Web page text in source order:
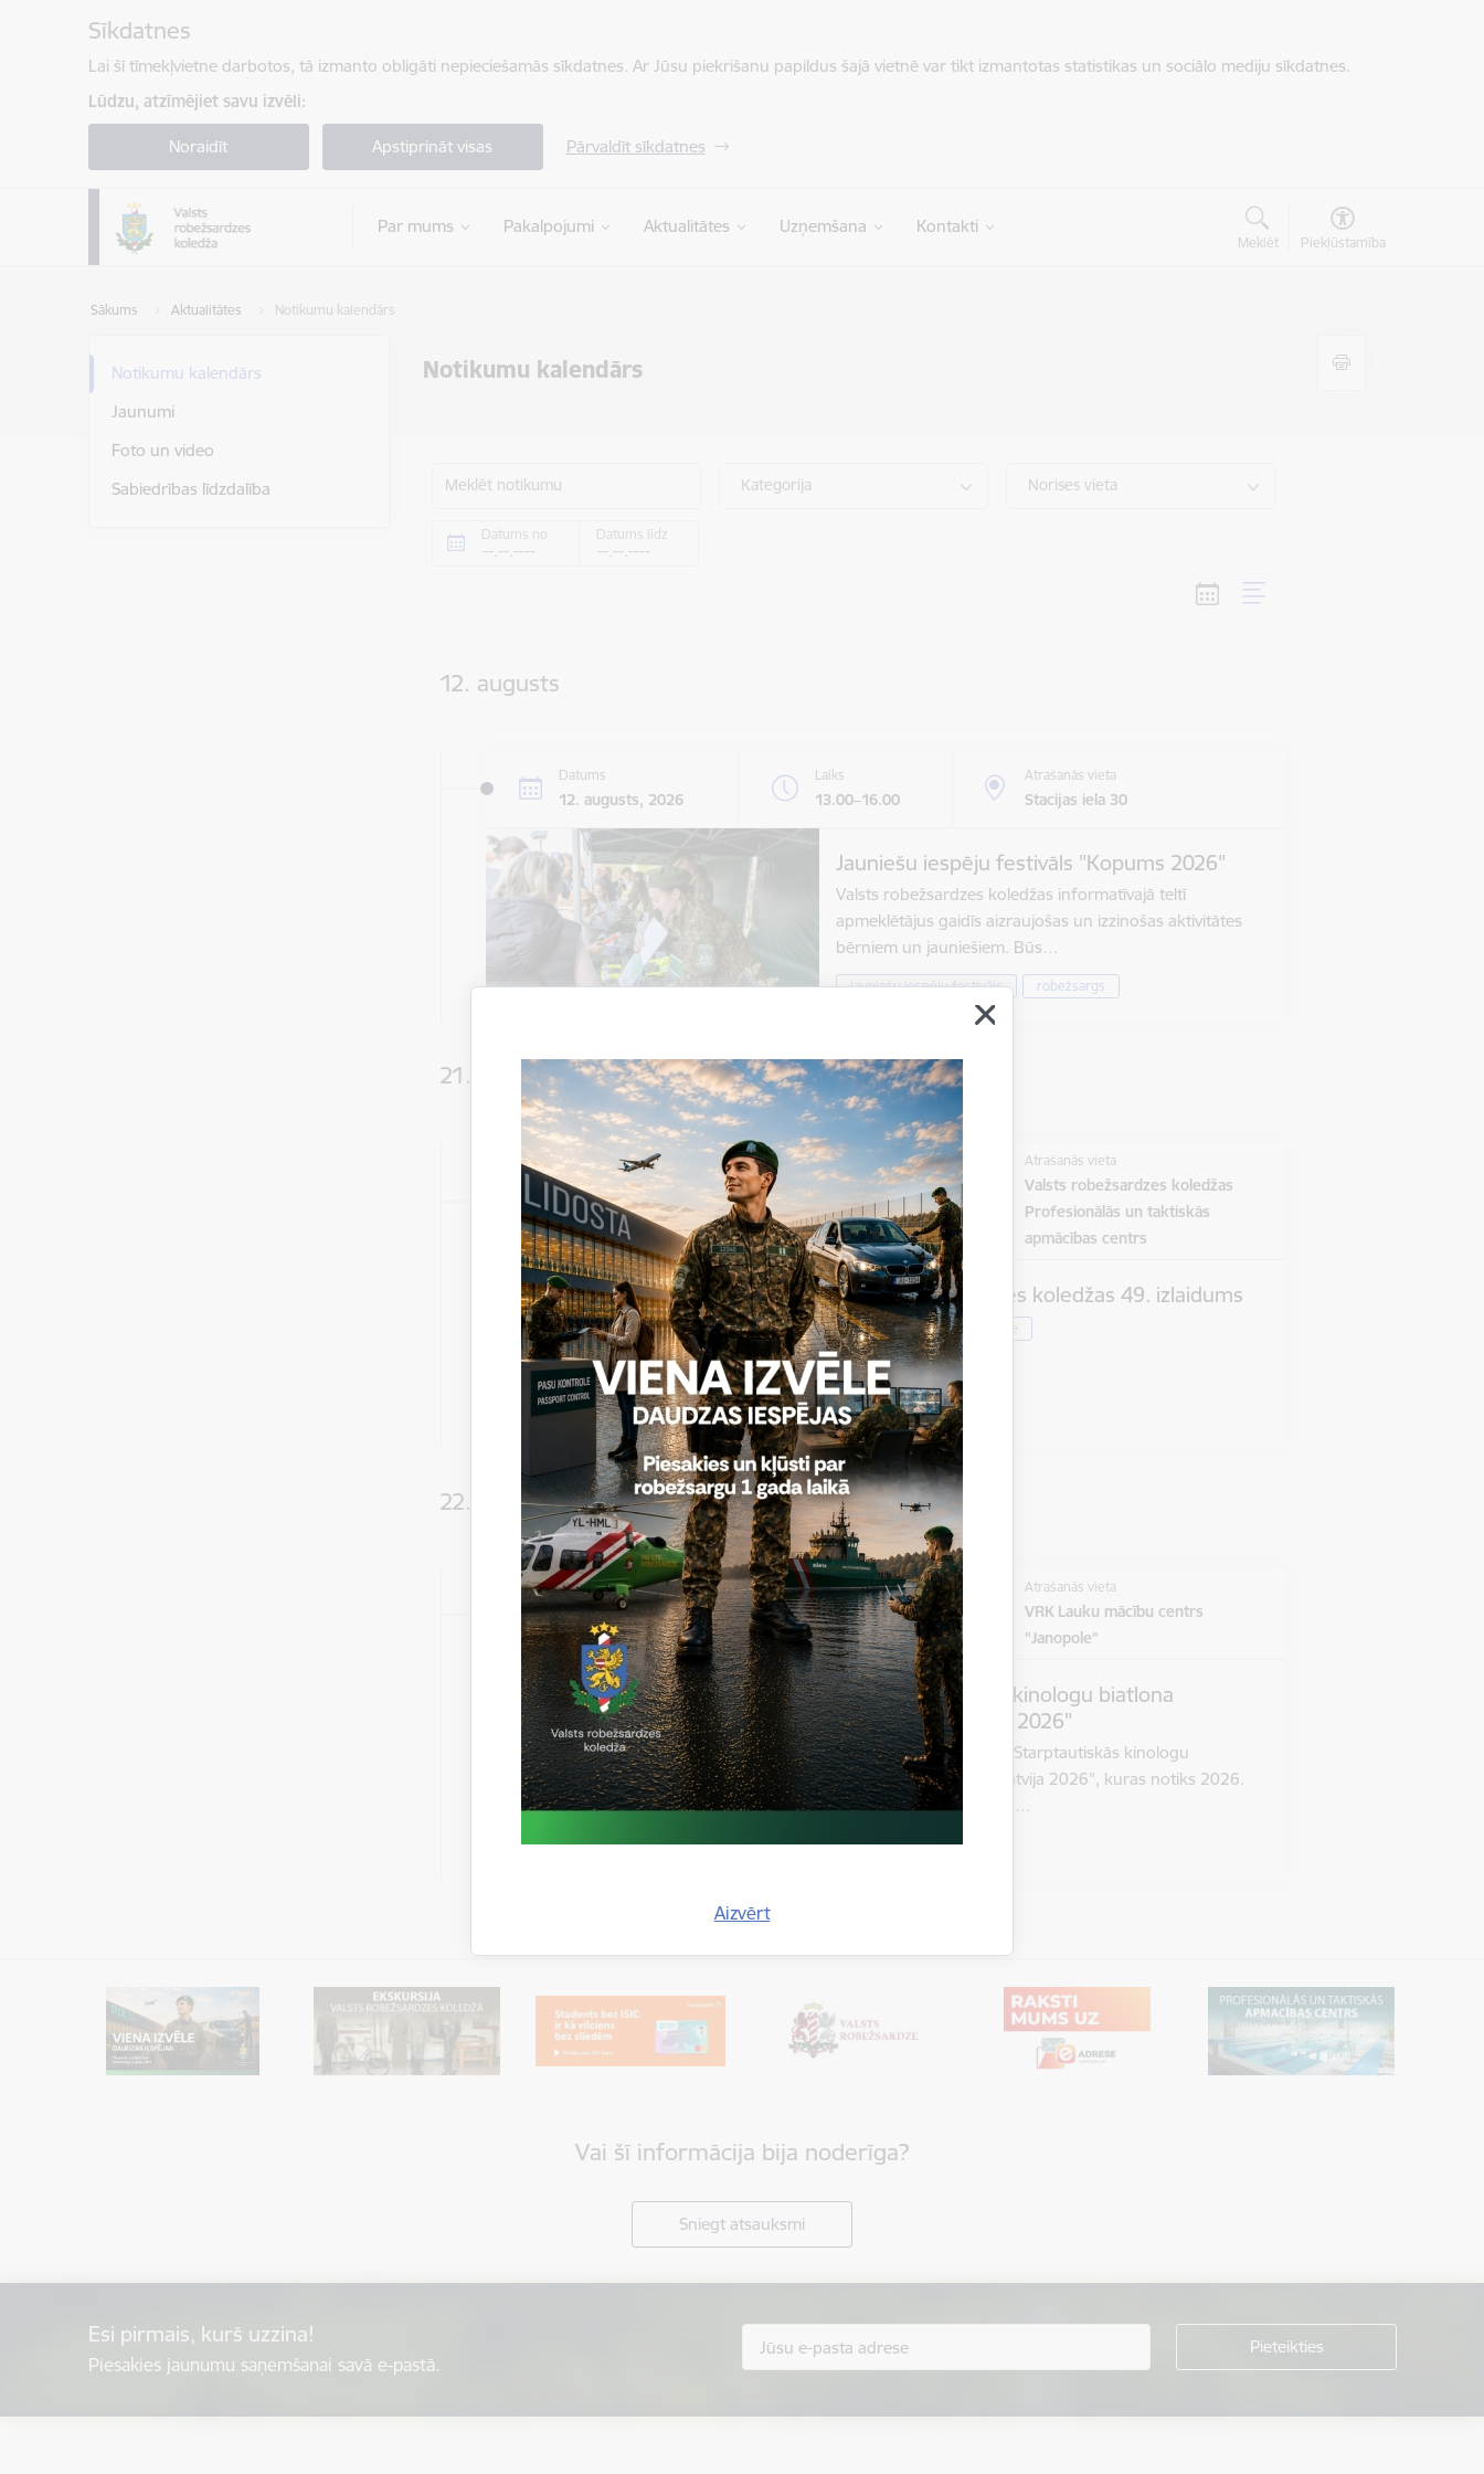
Sīkdatnes
Lai šī tīmekļvietne darbotos, tā izmanto obligāti nepieciešamās sīkdatnes. Ar Jūsu piekrišanu papildus šajā vietnē var tikt izmantotas statistikas un sociālo mediju sīkdatnes.
Lūdzu, atzīmējiet savu izvēli:
Noraidīt Apstiprināt visas Pārvaldīt sīkdatnes
Par mums Pakalpojumi Aktualitātes Uzņemšana Kontakti
Meklēt Piekļūstamība
Sākums Aktualitātes Notikumu kalendārs
Notikumu kalendārs
Aizvērt
Notikumu kalendārs
Jaunumi
Foto un video
Sabiedrības līdzdalība
Meklēt notikumu Kategorija Norises vieta
Datums no Datums līdz
12. augusts
Datums
12. augusts, 2026
Laiks
13.00–16.00
Atrašanās vieta
Stacijas iela 30
Jauniešu iespēju festivāls "Kopums 2026"
Valsts robežsardzes koledžas informatīvajā teltī
apmeklētājus gaidīs aizraujošas un izzinošas aktivitātes
bērniem un jauniešiem. Būs…
jauniešu iespēju festivāls robežsargs
21. augusts
Datums
21. augusts, 2026
Laiks
Visu dienu
Atrašanās vieta
Valsts robežsardzes koledžas
Profesionālās un taktiskās
apmācības centrs
Valsts robežsardzes koledžas 49. izlaidums
Izlaidums robežsardze
22. augusts
Datums
22. augusts, 2026
Laiks
Visu dienu
Atrašanās vieta
VRK Lauku mācību centrs
"Janopole"
XVIII starptautisko kinologu biatlona
sacensības "Latvija 2026"
Aicinām pieteikties XVIII Starptautiskās kinologu
biatlona sacensībām "Latvija 2026", kuras notiks 2026.
gada 22. augustā Valsts…
kinologi sacensības
Vai šī informācija bija noderīga?
Sniegt atsauksmi
Esi pirmais, kurš uzzina!
Piesakies jaunumu saņemšanai savā e-pastā.